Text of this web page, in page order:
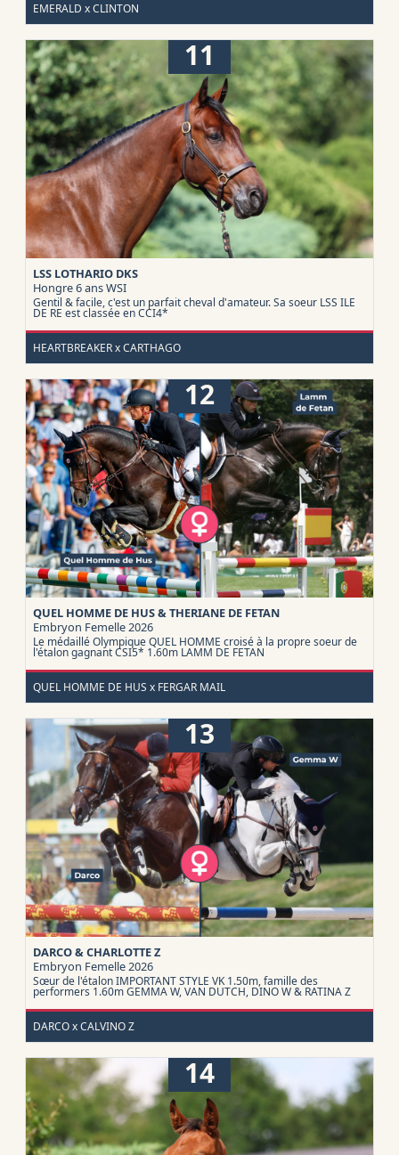
EMERALD x CLINTON
11
LSS LOTHARIO DKS
Hongre 6 ansWSI
Gentil & facile, c'est un parfait cheval d'amateur. Sa soeur LSS ILE
DE RE est classée en CCI4*
HEARTBREAKER x CARTHAGO
12
QUEL HOMME DE HUS & THERIANE DE FETAN
Embryon Femelle 2026
Le médaillé Olympique QUEL HOMME croisé à la propre soeur de
l'étalon gagnant CSI5* 1.60m LAMM DE FETAN
QUEL HOMME DE HUS x FERGAR MAIL
13
DARCO & CHARLOTTE Z
Embryon Femelle 2026
Sœur de l'étalon IMPORTANT STYLE VK 1.50m, famille des
performers 1.60m GEMMA W, VAN DUTCH, DINO W & RATINA Z
DARCO x CALVINO Z
14